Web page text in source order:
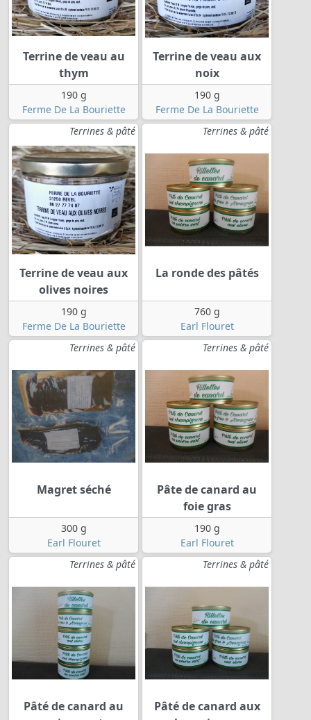
Terrine de veau au
thym
190 g
Ferme De La Bouriette
Terrine de veau aux
noix
190 g
Ferme De La Bouriette
Terrines & pâté
Terrine de veau aux
olives noires
190 g
Ferme De La Bouriette
Terrines & pâté
La ronde des pâtés
760 g
Earl Flouret
Terrines & pâté
Magret séché
300 g
Earl Flouret
Terrines & pâté
Pâte de canard au
foie gras
190 g
Earl Flouret
Terrines & pâté
Pâté de canard au
Terrines & pâté
Pâté de canard aux